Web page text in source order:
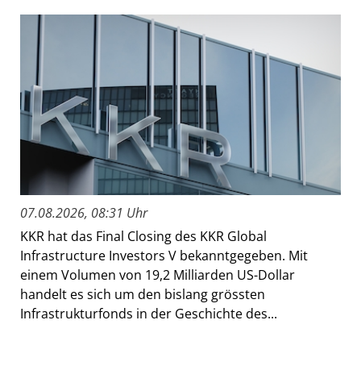
07.08.2026, 08:31 Uhr
KKR hat das Final Closing des KKR Global
Infrastructure Investors V bekanntgegeben. Mit
einem Volumen von 19,2 Milliarden US-Dollar
handelt es sich um den bislang grössten
Infrastrukturfonds in der Geschichte des...